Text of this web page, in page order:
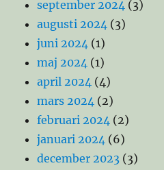
september 2024 (3)
augusti 2024 (3)
juni 2024 (1)
maj 2024 (1)
april 2024 (4)
mars 2024 (2)
februari 2024 (2)
januari 2024 (6)
december 2023 (3)